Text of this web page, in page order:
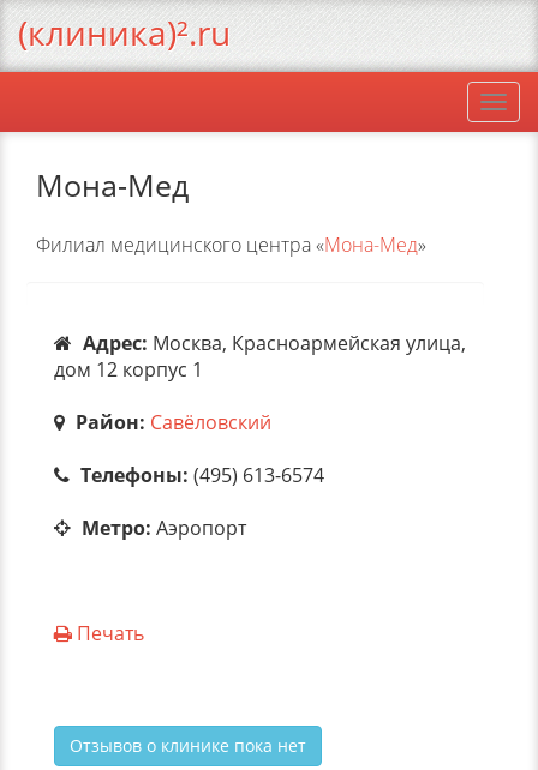
Мона-Мед
Филиал медицинского центра «Мона-Мед»
Адрес: Москва, Красноармейская улица,
дом 12 корпус 1
Район: Савёловский
Телефоны: (495) 613-6574
Метро: Аэропорт
Печать
Отзывов о клинике пока нет
(клиника)².ru